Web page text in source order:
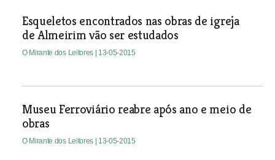
Esqueletos encontrados nas obras de igreja
de Almeirim vão ser estudados
O Mirante dos Leitores | 13-05-2015
Museu Ferroviário reabre após ano e meio de
obras
O Mirante dos Leitores | 13-05-2015